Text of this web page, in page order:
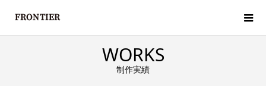
WORKS
制作実績